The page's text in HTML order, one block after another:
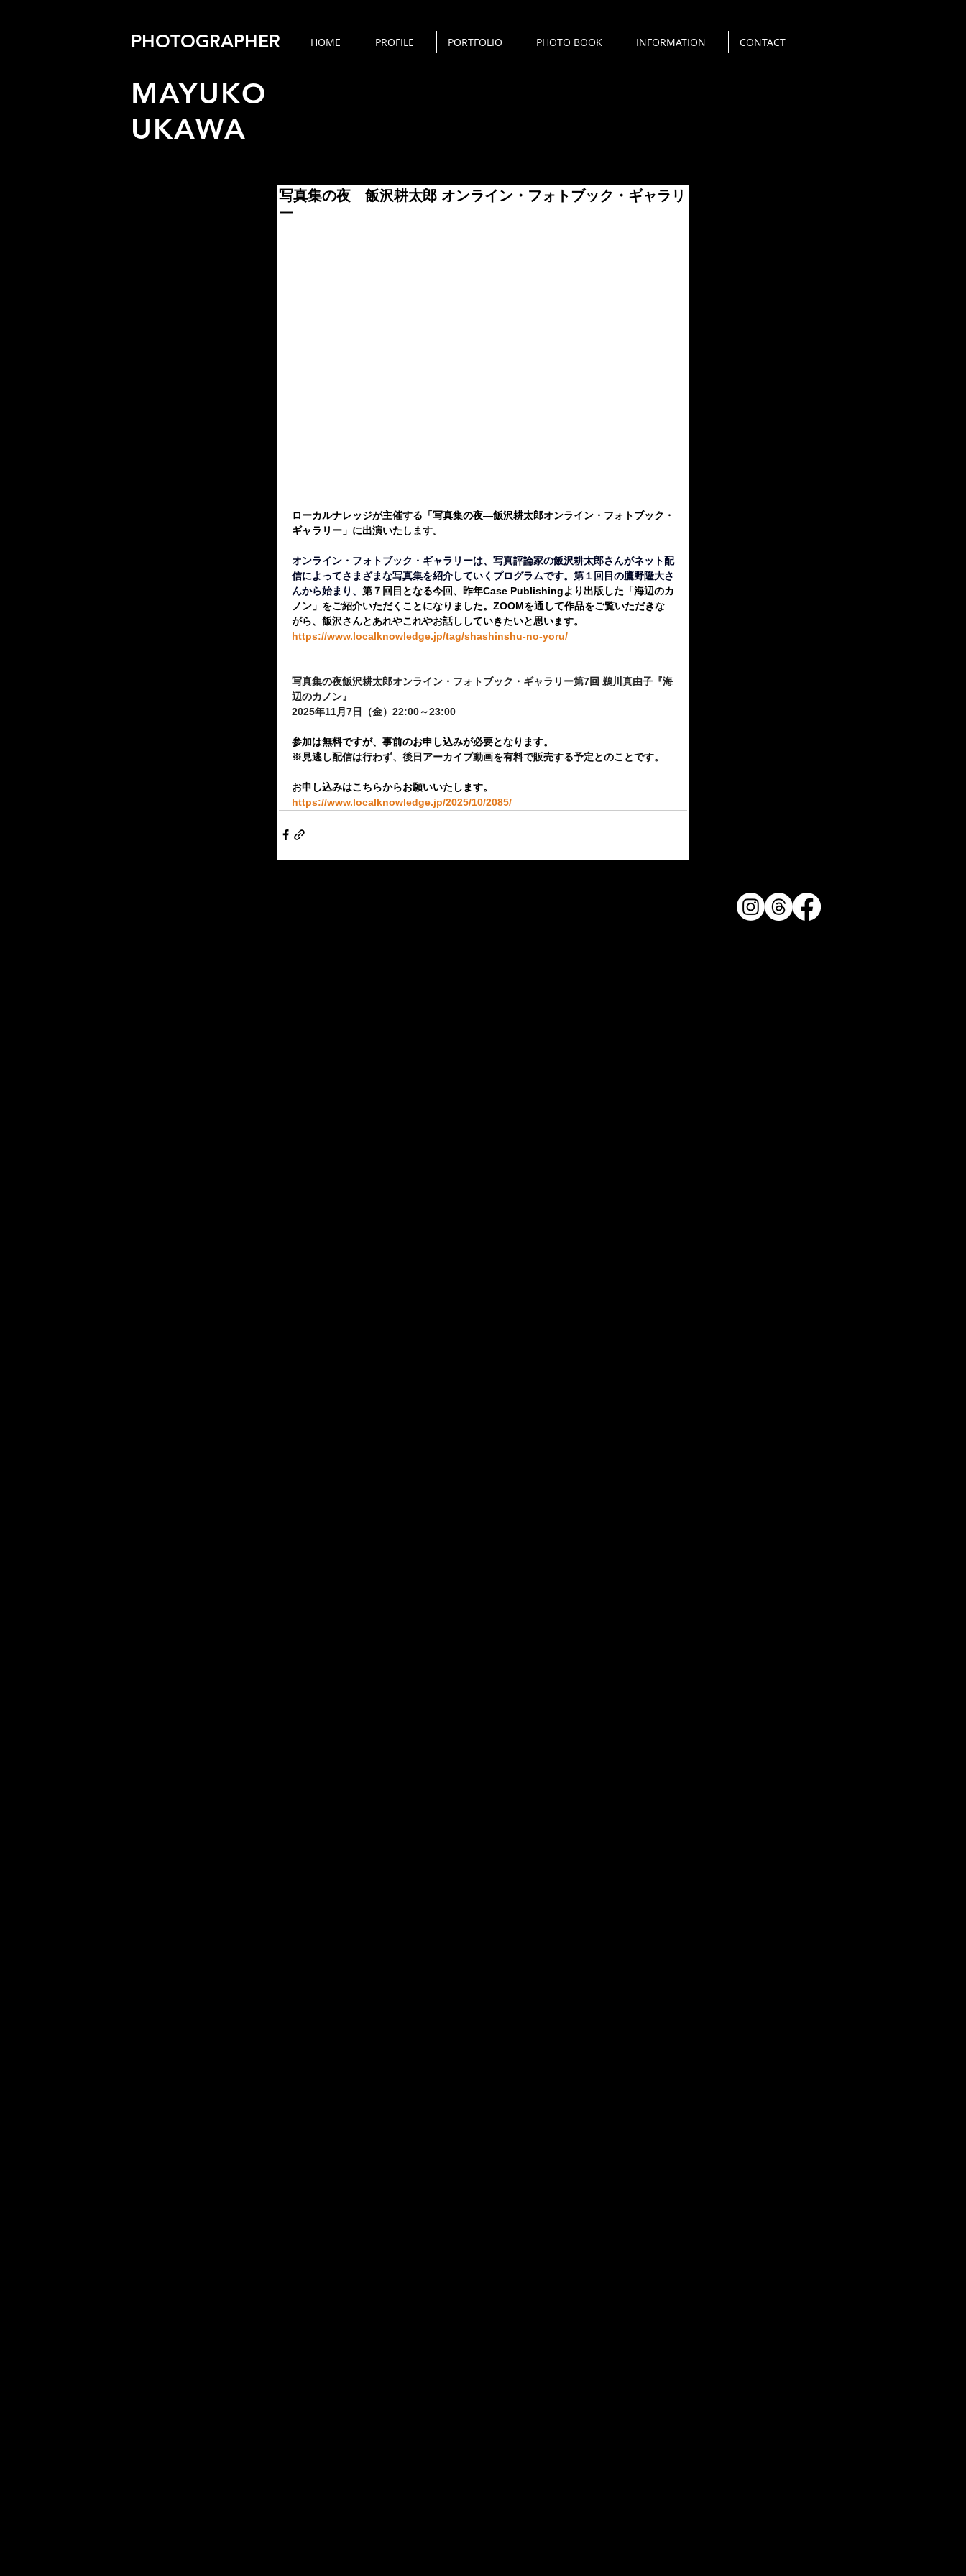
PHOTOGRAPHER
MAYUKO
UKAWA
HOME PROFILE PORTFOLIO PHOTO BOOK INFORMATION CONTACT
写真集の夜 飯沢耕太郎 オンライン・フォトブック・ギャラリ
ー
ローカルナレッジが主催する 「写真集の夜―飯沢耕太郎オンライン・フォトブック・
ギャラリー」に出演いたします。
オンライン・フォトブック・ギャラリーは、写真評論家の飯沢耕太郎さんがネット配
信によってさまざまな写真集を紹介していくプログラムです。 第１回目の鷹野隆大さ
んから始まり、 第７回目となる今回、昨年Case Publishingより出版した「海辺のカ
ノン」をご紹介いただくことになりました。ZOOMを通して作品をご覧いただきな
がら、飯沢さんとあれやこれやお話ししていきたいと思います。
https://www.localknowledge.jp/tag/shashinshu-no-yoru/
写真集の夜飯沢耕太郎オンライン・フォトブック・ギャラリー第7回 鵜川真由子『海
辺のカノン』
2025年11月7日（金）22:00～23:00
参加は無料ですが、事前のお申し込みが必要となります。
※見逃し配信は行わず、後日アーカイブ動画を有料で販売する予定とのことです。
お申し込みはこちらからお願いいたします。
https://www.localknowledge.jp/2025/10/2085/